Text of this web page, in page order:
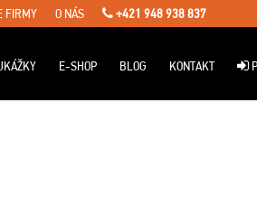
FIRMY O NÁS +421 948 938 837
E-SHOP BLOG KONTAKT